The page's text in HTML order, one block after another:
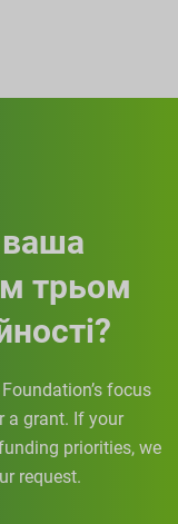
ваша
трьом
focus
a grant. If your
priorities, we
request.